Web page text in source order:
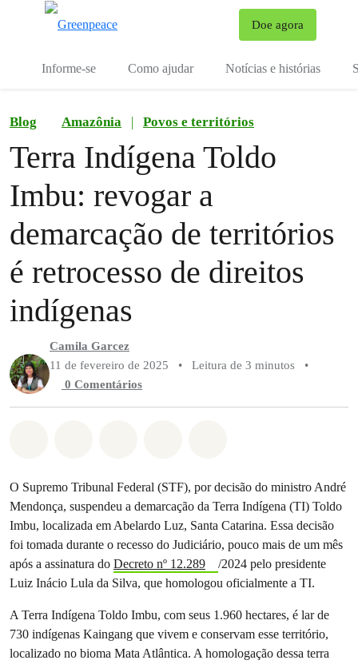
Doe agora
Informe-se Como ajudar Notícias e histórias
Blog Amazônia | Povos e territórios
Terra Indígena Toldo
Imbu: revogar a
demarcação de territórios
é retrocesso de direitos
indígenas
Camila Garcez
11 de fevereiro de 2025
• Leitura de 3 minutos
•
0 Comentários
O Supremo Tribunal Federal (STF), por decisão do ministro André
Mendonça, suspendeu a demarcação da Terra Indígena (TI) Toldo
Imbu, localizada em Abelardo Luz, Santa Catarina. Essa decisão
foi tomada durante o recesso do Judiciário, pouco mais de um mês
após a assinatura do Decreto nº 12.289
/2024 pelo presidente
Luiz Inácio Lula da Silva, que homologou oficialmente a TI.
A Terra Indígena Toldo Imbu, com seus 1.960 hectares, é lar de
730 indígenas Kaingang que vivem e conservam esse território,
localizado no bioma Mata Atlântica. A homologação dessa terra